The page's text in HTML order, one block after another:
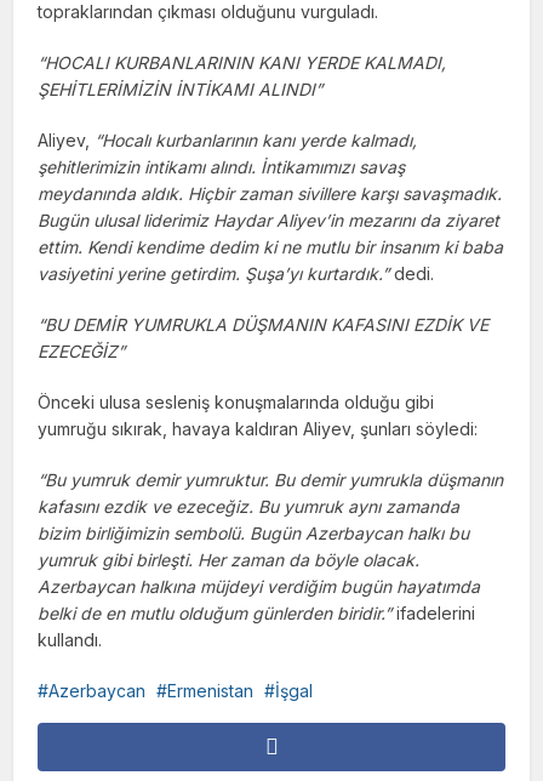
topraklarından çıkması olduğunu vurguladı.
“HOCALI KURBANLARININ KANI YERDE KALMADI,
ŞEHİTLERİMİZİN İNTİKAMI ALINDI”
Aliyev, “Hocalı kurbanlarının kanı yerde kalmadı,
şehitlerimizin intikamı alındı. İntikamımızı savaş
meydanında aldık. Hiçbir zaman sivillere karşı savaşmadık.
Bugün ulusal liderimiz Haydar Aliyev’in mezarını da ziyaret
ettim. Kendi kendime dedim ki ne mutlu bir insanım ki baba
vasiyetini yerine getirdim. Şuşa’yı kurtardık.”dedi.
“BU DEMİR YUMRUKLA DÜŞMANIN KAFASINI EZDİK VE
EZECEĞİZ”
Önceki ulusa sesleniş konuşmalarında olduğu gibi
yumruğu sıkırak, havaya kaldıran Aliyev, şunları söyledi:
“Bu yumruk demir yumruktur. Bu demir yumrukla düşmanın
kafasını ezdik ve ezeceğiz. Bu yumruk aynı zamanda
bizim birliğimizin sembolü. Bugün Azerbaycan halkı bu
yumruk gibi birleşti. Her zaman da böyle olacak.
Azerbaycan halkına müjdeyi verdiğim bugün hayatımda
belki de en mutlu olduğum günlerden biridir.”ifadelerini
kullandı.
Azerbaycan Ermenistan İşgal